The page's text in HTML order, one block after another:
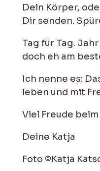
Dein Körper,
Dir senden.
Tag für Tag.
doch eh am
Ich nenne es:
leben und mit
Viel Freude beim
Deine Katja
Foto ©Katja